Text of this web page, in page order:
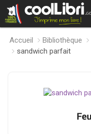
Accueil Bibliothèque
sandwich parfait